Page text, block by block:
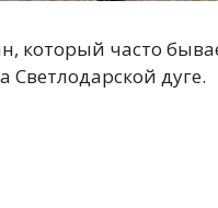
который часто
дуге.